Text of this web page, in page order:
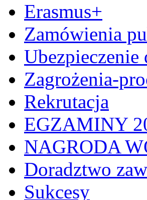
Erasmus+
Zamówienia
Zagrożenia-
Rekrutacja
EGZAMINY
NAGRODA
Doradztwo
Sukcesy